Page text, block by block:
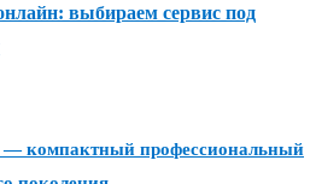
выбираем сервис под
— компактный профессиональный